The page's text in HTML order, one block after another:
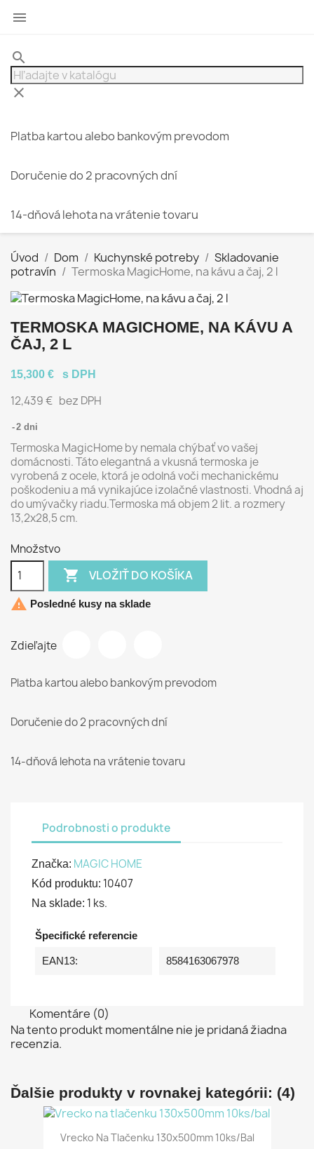

search
clear
Platba kartou alebo bankovým prevodom
Doručenie do 2 pracovných dní
14-dňová lehota na vrátenie tovaru
Úvod Dom Kuchynské potreby
Skladovanie
potravín
Termoska MagicHome, na kávu a čaj, 2 l
TERMOSKA MAGICHOME, NA KÁVU A
ČAJ, 2 L
15,300 € s DPH
12,439 € bez DPH
2 dni
Termoska MagicHome by nemala chýbať vo vašej
domácnosti. Táto elegantná a vkusná termoska je
vyrobená z ocele, ktorá je odolná voči mechanickému
poškodeniu a má vynikajúce izolačné vlastnosti. Vhodná aj
do umývačky riadu.Termoska má objem 2 lit. a rozmery
13,2x28,5 cm.
Množstvo
 VLOŽIŤ DO KOŠÍKA
 Posledné kusy na sklade
Zdieľajte
Platba kartou alebo bankovým prevodom
Doručenie do 2 pracovných dní
14-dňová lehota na vrátenie tovaru
Podrobnosti o produkte
Značka: MAGIC HOME
Kód produktu: 10407
Na sklade: 1 ks.
Špecifické referencie
EAN13: 8584163067978
Komentáre (0)
Na tento produkt momentálne nie je pridaná žiadna
recenzia.
Ďalšie produkty v rovnakej kategórii: (4)
Vrecko Na Tlačenku 130x500mm 10ks/bal